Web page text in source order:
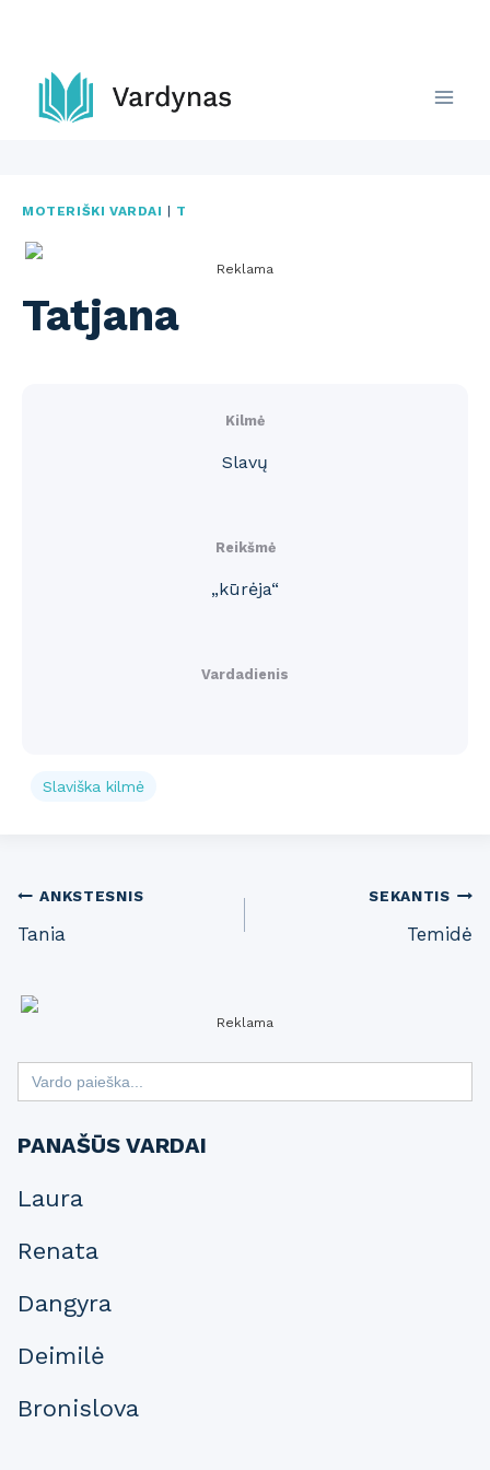
content
MOTERIŠKI VARDAI | T
Reklama
Tatjana
Kilmė
Slavų
Reikšmė
„kūrėja“
Vardadienis
Slaviška kilmė
Post
navigation
ANKSTESNIS
Tania
SEKANTIS
Temidė
Reklama
Search
for:
PANAŠŪS VARDAI
Laura
Renata
Dangyra
Deimilė
Bronislova